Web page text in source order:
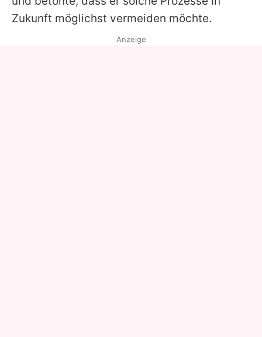
Zukunft möglichst vermeiden möchte.
Anzeige